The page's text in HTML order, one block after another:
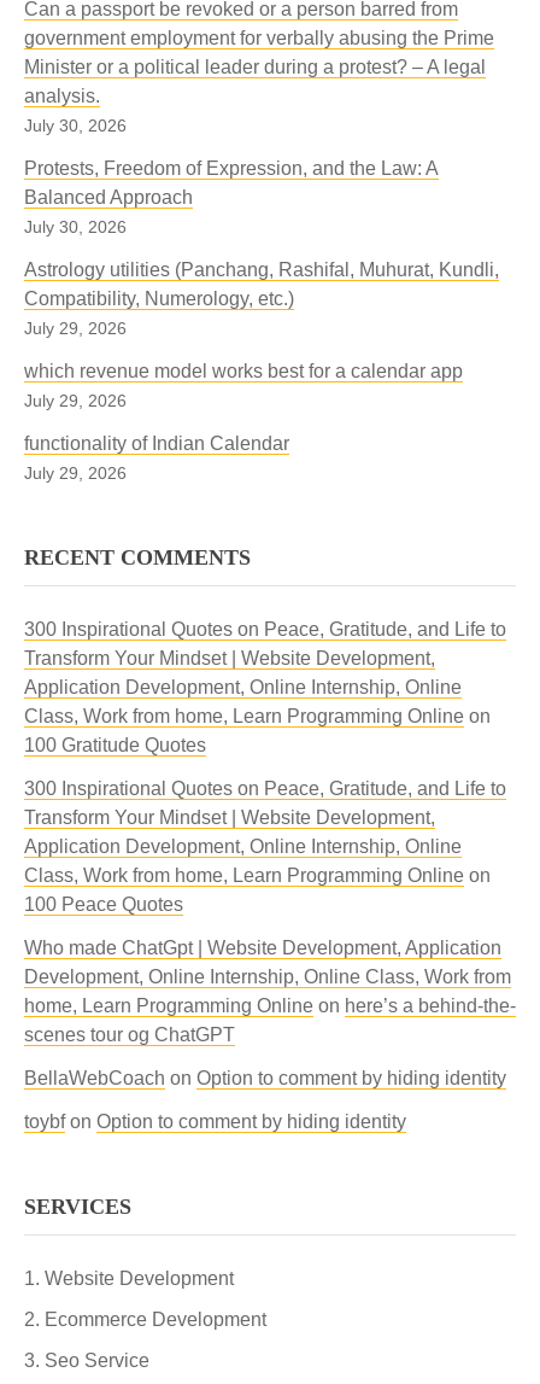
Can a passport be revoked or a person barred from
government employment for verbally abusing the Prime
Minister or a political leader during a protest? – A legal
analysis.
July 30, 2026
Protests, Freedom of Expression, and the Law: A
Balanced Approach
July 30, 2026
Astrology utilities (Panchang, Rashifal, Muhurat, Kundli,
Compatibility, Numerology, etc.)
July 29, 2026
which revenue model works best for a calendar app
July 29, 2026
functionality of Indian Calendar
July 29, 2026
RECENT COMMENTS
300 Inspirational Quotes on Peace, Gratitude, and Life to
Transform Your Mindset | Website Development,
Application Development, Online Internship, Online
Class, Work from home, Learn Programming Online on
100 Gratitude Quotes
300 Inspirational Quotes on Peace, Gratitude, and Life to
Transform Your Mindset | Website Development,
Application Development, Online Internship, Online
Class, Work from home, Learn Programming Online on
100 Peace Quotes
Who made ChatGpt | Website Development, Application
Development, Online Internship, Online Class, Work from
home, Learn Programming Online on here’s a behind-the-
scenes tour og ChatGPT
BellaWebCoach on Option to comment by hiding identity
toybfon Option to comment by hiding identity
SERVICES
Website Development
Ecommerce Development
Seo Service